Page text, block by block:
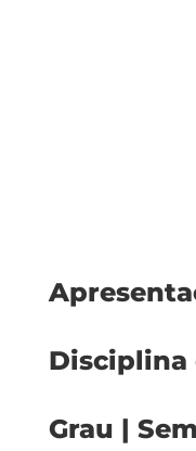
Disciplina
Grau |